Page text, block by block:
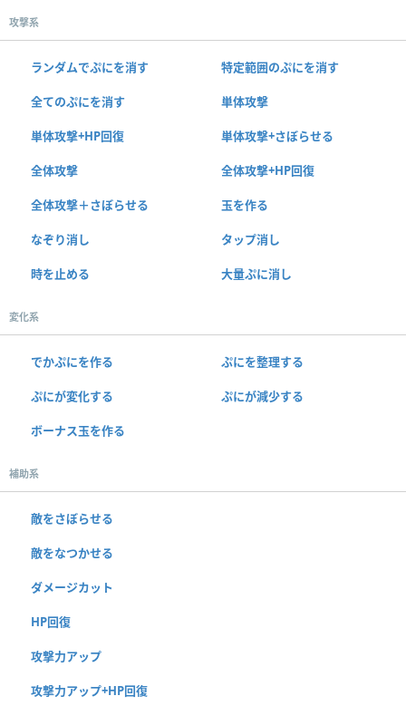
攻撃系
ランダムでぷにを消す 特定範囲のぷにを消す
全てのぷにを消す 単体攻撃
単体攻撃+HP回復 単体攻撃+さぼらせる
全体攻撃 全体攻撃+HP回復
全体攻撃＋さぼらせる 玉を作る
なぞり消し タップ消し
時を止める 大量ぷに消し
変化系
でかぷにを作る ぷにを整理する
ぷにが変化する ぷにが減少する
ボーナス玉を作る
補助系
敵をさぼらせる
敵をなつかせる
ダメージカット
HP回復
攻撃力アップ
攻撃力アップ+HP回復